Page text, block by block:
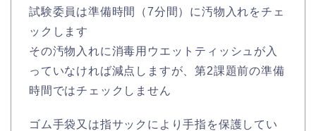
試験委員は準備時間（7分間）に汚物入れをチェ
ックします
その汚物入れに消毒用ウエットティッシュが入
っていなければ減点しますが、第2課題前の準備
時間ではチェックしません
ゴム手袋又は指サックにより手指を保護してい